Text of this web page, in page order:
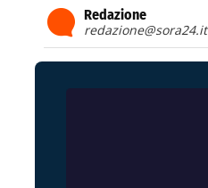
Redazione
redazione@sora24.it